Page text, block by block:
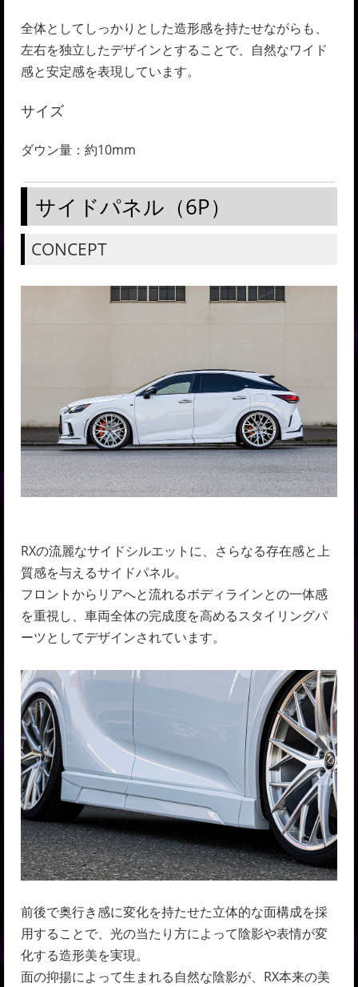
全体としてしっかりとした造形感を持たせながらも、
左右を独立したデザインとすることで、自然なワイド
感と安定感を表現しています。
サイズ
ダウン量：約10mm
サイドパネル（6P）
CONCEPT
RXの流麗なサイドシルエットに、さらなる存在感と上
質感を与えるサイドパネル。
フロントからリアへと流れるボディラインとの一体感
を重視し、車両全体の完成度を高めるスタイリングパ
ーツとしてデザインされています。
前後で奥行き感に変化を持たせた立体的な面構成を採
用することで、光の当たり方によって陰影や表情が変
化する造形美を実現。
面の抑揚によって生まれる自然な陰影が、RX本来の美